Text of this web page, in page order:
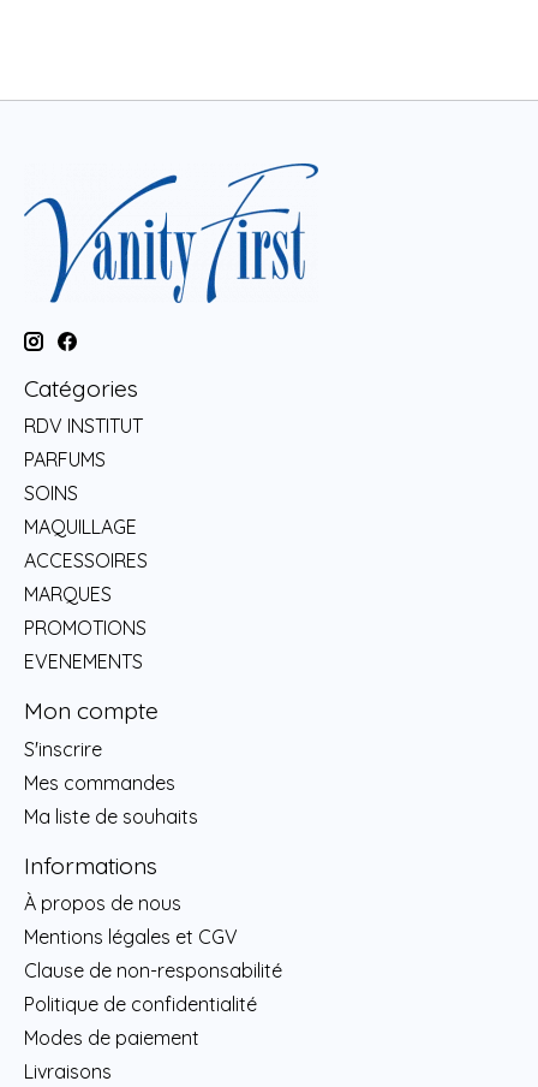
Catégories
RDV INSTITUT
PARFUMS
SOINS
MAQUILLAGE
ACCESSOIRES
MARQUES
PROMOTIONS
EVENEMENTS
Mon compte
S'inscrire
Mes commandes
Ma liste de souhaits
Informations
À propos de nous
Mentions légales et CGV
Clause de non-responsabilité
Politique de confidentialité
Modes de paiement
Livraisons